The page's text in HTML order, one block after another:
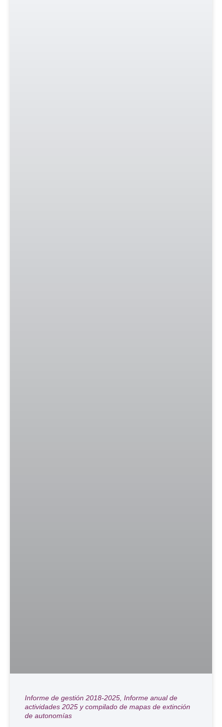
Informe de gestión 2018-2025, Informe anual de
actividades 2025 y compilado de mapas de extinción
de autonomías